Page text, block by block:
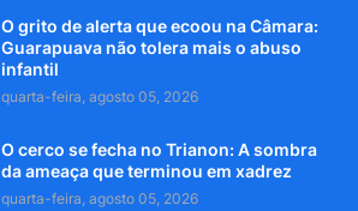
O grito de alerta que ecoou na Câmara:
Guarapuava não tolera mais o abuso
infantil
quarta-feira, agosto 05, 2026
O cerco se fecha no Trianon: A sombra
da ameaça que terminou em xadrez
quarta-feira, agosto 05, 2026